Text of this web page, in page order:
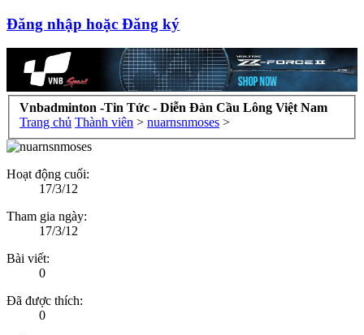
Đăng nhập hoặc Đăng ký
Vnbadminton -Tin Tức - Diễn Đàn Cầu Lông Việt Nam
Trang chủ Thành viên > nuarnsnmoses >
Hoạt động cuối:
17/3/12
Tham gia ngày:
17/3/12
Bài viết:
0
Đã được thích:
0